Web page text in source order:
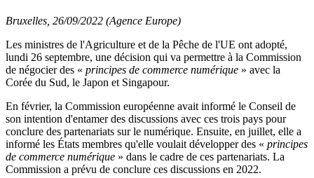
Bruxelles, 26/09/2022 (Agence Europe)
Les ministres de l'Agriculture et de la Pêche de l'UE ont adopté,
lundi 26 septembre, une décision qui va permettre à la Commission
de négocier des « principes de commerce numérique » avec la
Corée du Sud, le Japon et Singapour.
En février, la Commission européenne avait informé le Conseil de
son intention d'entamer des discussions avec ces trois pays pour
conclure des partenariats sur le numérique. Ensuite, en juillet, elle a
informé les États membres qu'elle voulait développer des « principes
de commerce numérique » dans le cadre de ces partenariats. La
Commission a prévu de conclure ces discussions en 2022.